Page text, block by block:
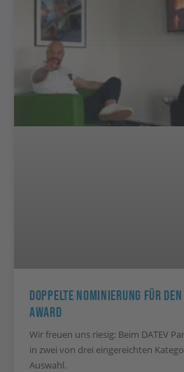
Doppelte Nominierung Für Den
Award
Wir freuen uns riesig: Beim DATEV
in zwei von drei eingereichten
Auswahl.